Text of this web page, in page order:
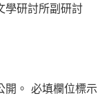
學研討所副研討
。 必填欄位標示